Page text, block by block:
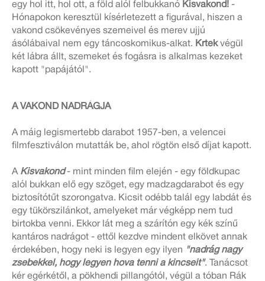
egy hol itt, hol ott, a föld alól felbukkanó Kisvakond! -
Hónapokon keresztül kísérletezett a figurával, hiszen a
vakond csökevényes szemeivel és merev ujjú
ásólábaival nem egy táncoskomikus-alkat. Krtek végül
két lábra állt, szemeket és fogásra is alkalmas kezeket
kapott "papájától".
A VAKOND NADRÁGJA
A máig legismertebb darabot 1957-ben, a velencei
filmfesztiválon mutatták be, ahol rögtön első díjat kapott.
AKisvakond- mint minden film elején - egy földkupac
alól bukkan elő egy szöget, egy madzagdarabot és egy
biztosítótűt szorongatva. Kicsit odébb talál egy labdát és
egy tükörszilánkot, amelyeket már végképp nem tud
birtokba venni. Ekkor lát meg a szárítón egy kék színű
kantáros nadrágot - ettől kezdve mindent elkövet annak
érdekében, hogy neki is legyen egy ilyen "nadrág nagy
zsebekkel, hogy legyen hova tenni a kincseit". Tanácsot
kér egérkétől, a pökhendi pillangótól, végül a tóban Rák